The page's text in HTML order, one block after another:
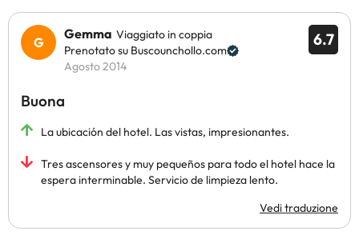
6.7
Gemma Viaggiato in coppia
Prenotato su Buscounchollo.com
Agosto 2014
Buona
La ubicación del hotel. Las vistas, impresionantes.
Tres ascensores y muy pequeños para todo el hotel hace la
espera interminable. Servicio de limpieza lento.
Vedi traduzione